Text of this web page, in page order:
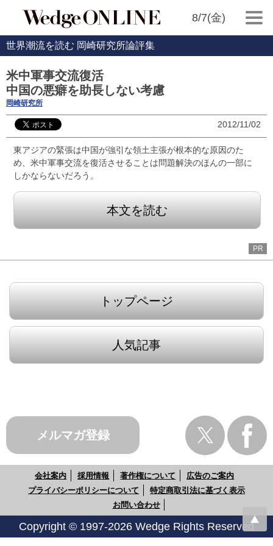
8/7(金)
世界潮流を読む 岡崎研究所論評集
米中軍事交流復活
中国の悪癖を助長しない考慮
岡崎研究所
2012/11/02
東アジアの緊張は中国が強引な領土主張が根本的な原因のた
め、米中軍事交流を復活させることは問題解決のほんの一部に
しかならないだろう。
本文を読む
PR
トップページ
人気記事
メルマガ登録
会社案内 採用情報 著作権について
広告のご案内
プライバシーポリシーについて
特定商取引法に基づく表示
お問い合わせ
Copyright © 1997-2026 Wedge Rights Reserved